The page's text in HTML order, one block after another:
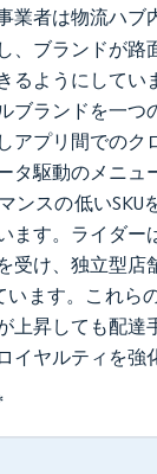
業者は物流ハブ
、ブランドが路
るようにしてい
ブランドを一つ
アプリ間でのク
タ駆動のメニュ
ンスの低いSKU
ます。ライダー
受け、独立型店
います。これら
上昇しても配達
イヤルティを強